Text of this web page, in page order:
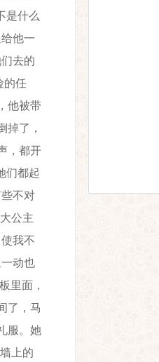
是什么
他一
去的
的任
他被带
掉了，
，都开
们都起
不对
公主
我不
动也
里面，
了，马
服。她
上的